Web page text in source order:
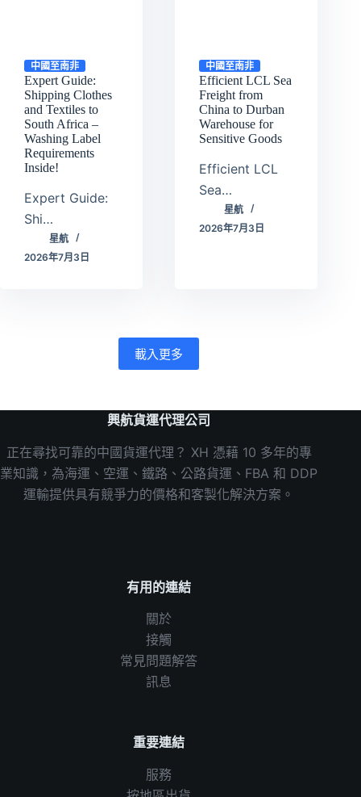
中國至南非
Expert Guide:
Shipping Clothes
and Textiles to
South Africa –
Washing Label
Requirements
Inside!
Expert Guide:
Shi…
星航
2026年7月3日
中國至南非
Efficient LCL Sea
Freight from
China to Durban
Warehouse for
Sensitive Goods
Efficient LCL
Sea…
星航
2026年7月3日
載入更多
興航貨運代理公司
正在尋找可靠的中國貨運代理？ XH 憑藉 10 多年的專
業知識，為海運、空運、鐵路、公路貨運、FBA 和 DDP
運輸提供具有競爭力的價格和客製化解決方案。
有用的連結
關於
接觸
常見問題解答
訊息
重要連結
服務